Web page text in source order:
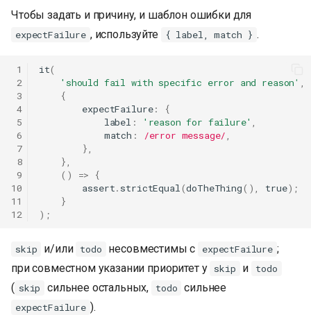
Чтобы задать и причину, и шаблон ошибки для
expectFailure , используйте { label, match } .
1
2
3
4
5
6
7
8
9
10
11
12
it(
'should fail with specific error and reason' ,
{
expectFailure:
{
label : 'reason for failure' ,
match : /error message/,
},
},
()
=>
{
assert. strictEqual(doTheThing(), true);
}
);
skip и/или todo несовместимы с expectFailure ;
при совместном указании приоритет у skip и todo
( skip сильнее остальных, todo сильнее
expectFailure ).